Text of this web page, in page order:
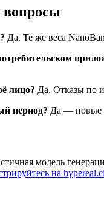
вопросы
Да. Те же веса
лицо? Да. Отказы по
период? Да — новые
модель
на